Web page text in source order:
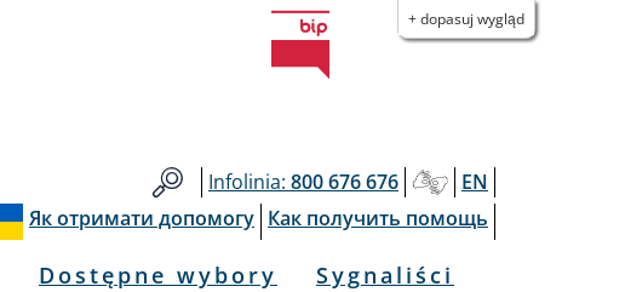
+ dopasuj wygląd
Infolinia: 800 676 676
EN
Як отримати допомогу Как получить помощь
Dostępne wybory Sygnaliści